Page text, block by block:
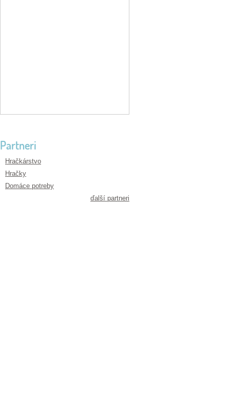
Partneri
Hračkárstvo
Hračky
Domáce potreby
ďalší partneri